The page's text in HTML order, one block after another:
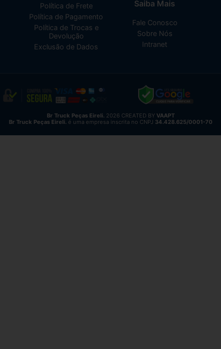
Política de Frete
Política de Pagamento
Política de Trocas e
Devolução
Exclusão de Dados
Saiba Mais
Fale Conosco
Sobre Nós
Intranet
Br Truck Peças Eireli. 2026 CREATED BY VAAPT
Br Truck Peças Eireli. é uma empresa inscrita no CNPJ 34.428.625/0001-70